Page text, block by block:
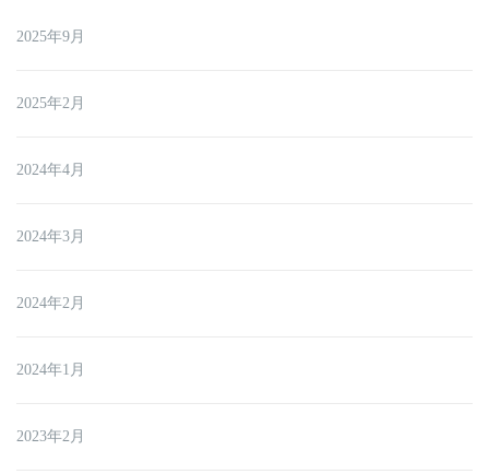
2025年9月
2025年2月
2024年4月
2024年3月
2024年2月
2024年1月
2023年2月